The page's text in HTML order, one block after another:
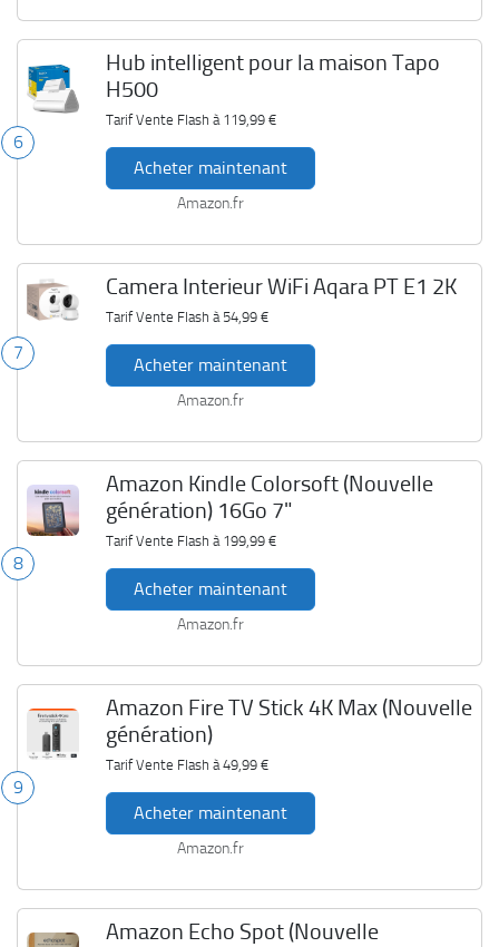
6
Hub intelligent pour la maison Tapo
H500
Tarif Vente Flash à 119,99 €
Acheter maintenant
Amazon.fr
7
Camera Interieur WiFi Aqara PT E1 2K
Tarif Vente Flash à 54,99 €
Acheter maintenant
Amazon.fr
8
Amazon Kindle Colorsoft (Nouvelle
génération) 16Go 7"
Tarif Vente Flash à 199,99 €
Acheter maintenant
Amazon.fr
9
Amazon Fire TV Stick 4K Max (Nouvelle
génération)
Tarif Vente Flash à49,99 €
Acheter maintenant
Amazon.fr
Amazon Echo Spot (Nouvelle